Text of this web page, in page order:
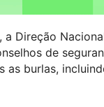
a Direção
de
as burlas,